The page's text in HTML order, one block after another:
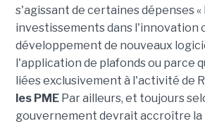
s'agissant de certaines dépenses «
investissements dans l'innovation
développement de nouveaux
l'application de plafonds ou parce
liées exclusivement à l'activité de
les PMEPar ailleurs, et toujours
gouvernement devrait accroître la